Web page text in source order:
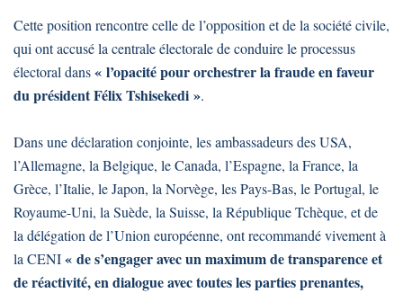
Cette position rencontre celle de l’opposition et de la société civile,
qui ont accusé la centrale électorale de conduire le processus
électoral dans« l’opacité pour orchestrer la fraude en faveur
du président Félix Tshisekedi ».
Dans une déclaration conjointe, les ambassadeurs des USA,
l’Allemagne, la Belgique, le Canada, l’Espagne, la France, la
Grèce, l’Italie, le Japon, la Norvège, les Pays-Bas, le Portugal, le
Royaume-Uni, la Suède, la Suisse, la République Tchèque, et de
la délégation de l’Union européenne, ont recommandé vivement à
la CENI« de s’engager avec un maximum de transparence et
de réactivité, en dialogue avec toutes les parties prenantes,